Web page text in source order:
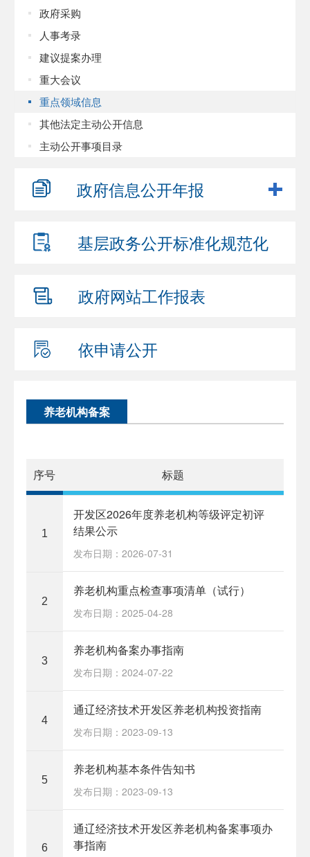
政府采购
人事考录
建议提案办理
重大会议
重点领域信息
其他法定主动公开信息
主动公开事项目录
政府信息公开年报
基层政务公开标准化规范化
政府网站工作报表
依申请公开
养老机构备案
序号 标题
1
开发区2026年度养老机构等级评定初评
结果公示
发布日期：2026-07-31
2
养老机构重点检查事项清单（试行）
发布日期：2025-04-28
3
养老机构备案办事指南
发布日期：2024-07-22
4
通辽经济技术开发区养老机构投资指南
发布日期：2023-09-13
5
养老机构基本条件告知书
发布日期：2023-09-13
6
通辽经济技术开发区养老机构备案事项办
事指南